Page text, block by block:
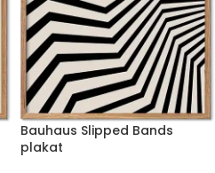
Bauhaus Slipped Bands
plakat